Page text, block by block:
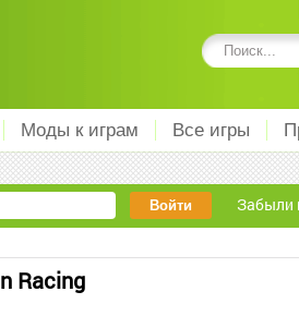
Моды к играм Все игры
Забыли
Racing